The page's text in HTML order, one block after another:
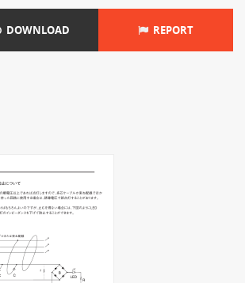
DOWNLOAD REPORT